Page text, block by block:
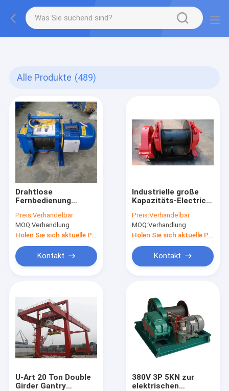
gtag('config', 'G-QWE9HWC3PF', {cookie_flags:
"SameSite=None;Secure"});
Alle Produkte (489)
Drahtlose
Fernbedienung
Portable Electric
Winch With
Preis:Verhandelbar
MOQ:Verhandlung
Kontakt
Industrielle große
Kapazitäts-Electric
1000lb 2000lb 4500lb
ISO
Preis:Verhandelbar
MOQ:Verhandlung
Kontakt
U-Art 20 Ton Double
Girder Gantry
380V 3P 5KN zur
elektrischen